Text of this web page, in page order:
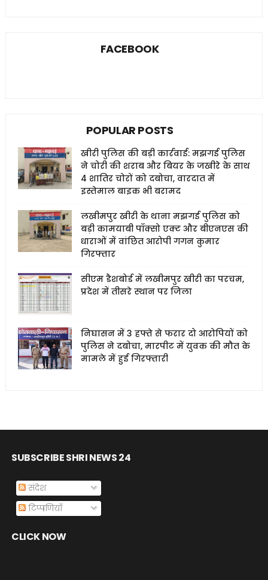
FACEBOOK
POPULAR POSTS
खीरी पुलिस की बड़ी कार्रवाई: मझगई पुलिस
ने चोरी की शराब और बियर के जखीरे के साथ
4 शातिर चोरों को दबोचा, वारदात में
इस्तेमाल बाइक भी बरामद
लखीमपुर खीरी के थाना मझगई पुलिस को
बड़ी कामयाबी पॉक्सो एक्ट और बीएनएस की
धाराओं में वांछित आरोपी गगन कुमार
गिरफ्तार
सीएम डैशबोर्ड में लखीमपुर खीरी का परचम,
प्रदेश में तीसरे स्थान पर जिला
निघासन में 3 हफ्ते से फरार दो आरोपियों को
पुलिस ने दबोचा, मारपीट में युवक की मौत के
मामले में हुई गिरफ्तारी
SUBSCRIBE SHRI NEWS 24
संदेश
टिप्पणियाँ
CLICK NOW